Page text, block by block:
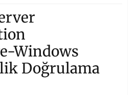
Windows
Doğrulama